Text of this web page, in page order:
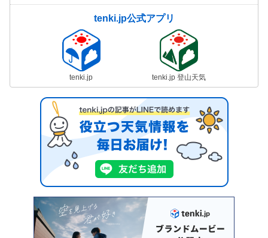
tenki.jp公式アプリ
tenki.jp tenki.jp 登山天気